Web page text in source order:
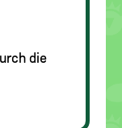
die